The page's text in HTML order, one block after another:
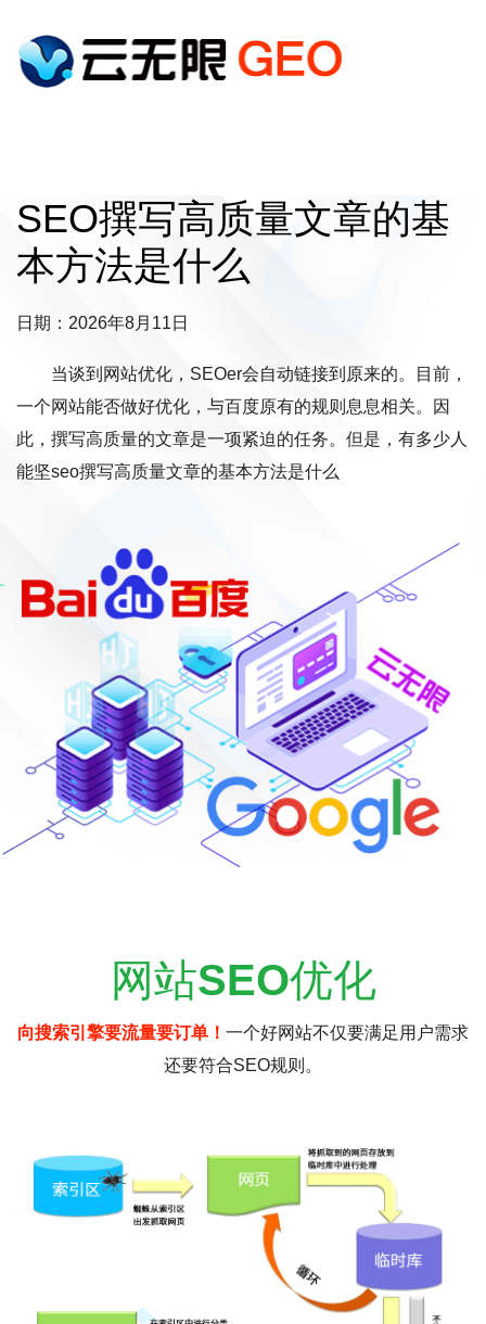
SEO撰写高质量文章的基
本方法是什么
日期：2026年8月11日
当谈到网站优化，SEOer会自动链接到原来的。目前，
一个网站能否做好优化，与百度原有的规则息息相关。因
此，撰写高质量的文章是一项紧迫的任务。但是，有多少人
能坚seo撰写高质量文章的基本方法是什么
网站SEO优化
向搜索引擎要流量要订单！ 一个好网站不仅要满足用户需求
还要符合SEO规则。